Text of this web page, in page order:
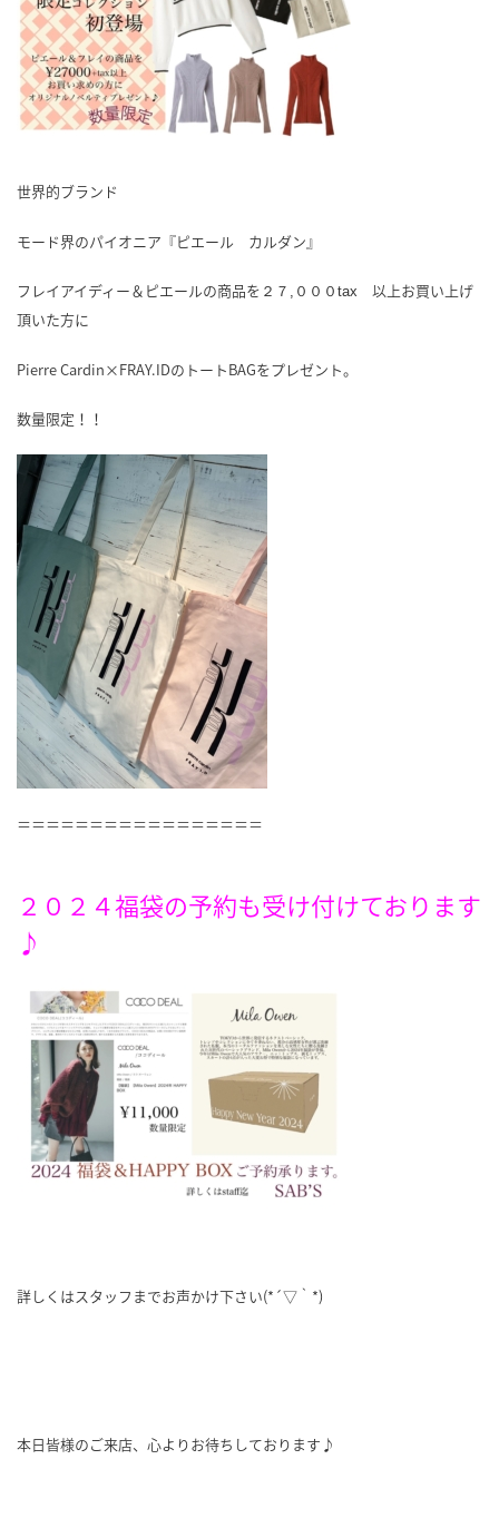
世界的ブランド
モード界のパイオニア『ピエール カルダン』
フレイアイディー＆ピエールの商品を ２７,０００tax
以上お買い上げ
頂いた方に
Pierre Cardin×FRAY.IDのトートBAGをプレゼント。
数量限定！！
＝＝＝＝＝＝＝＝＝＝＝＝＝＝＝＝＝
２０２４福袋の予約も受け付けております
♪
詳しくはスタッフまでお声かけ下さい(*´▽｀*)
本日皆様のご来店、心よりお待ちしております♪